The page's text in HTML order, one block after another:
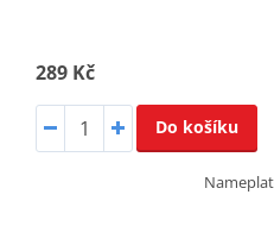
289 Kč
Do košíku